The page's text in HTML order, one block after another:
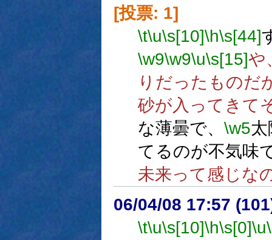
[投票: 1]
\t\u\s[10]\h\s[44]
\w9\w9\u\s[15]や
りだったものだ
砂が入ってきて
な薄曇で、 \w5
てるのが不気味
未来って感じな
06/04/08 17:57
\t\u\s[10]\h\s[0]\u